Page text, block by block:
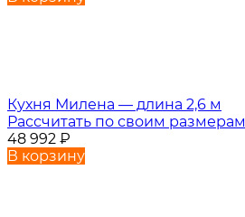
Кухня Милена — длина 2,6 м
Рассчитать по своим размерам
48 992 ₽
В корзину